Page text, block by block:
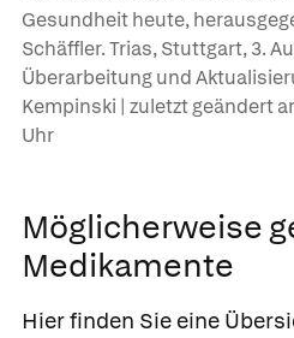
Gesundheit heute,
Schäffler. Trias, Stuttgart, 3.
Überarbeitung und
Kempinski | zuletzt geändert
Uhr
Möglicherweise
Medikamente
Hier finden Sie eine